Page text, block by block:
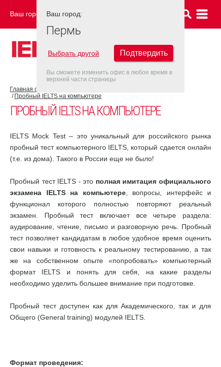
Ваш город: ПЕРМЬ
Главная страница
Пробный IELTS на компьютере
ПРОБНЫЙ IELTS НА КОМПЬЮТЕРЕ
IELTS Mock Test – это уникальный для российского рынка
пробный тест компьютерного IELTS, который сдается онлайн
(т.е. из дома). Такого в России еще не было!
Пробный тест IELTS - это полная имитация официального
экзамена IELTS на компьютере, вопросы, интерфейс и
функционал которого полностью повторяют реальный
экзамен. Пробный тест включает все четыре раздела:
аудирование, чтение, письмо и разговорную речь. Пробный
тест позволяет кандидатам в любое удобное время оценить
свои навыки и готовность к реальному тестированию, а так
же на собственном опыте «попробовать» компьютерный
формат IELTS и понять для себя, на какие разделы
необходимо уделить большее внимание при подготовке.
Пробный тест доступен как для Академического, так и для
Общего (General training) модулей IELTS.
Формат проведения:
Ваш город:
Пермь
Выбрать другой Подтвердить
Вы сможете изменить офис в любое время в
верхней части страницы